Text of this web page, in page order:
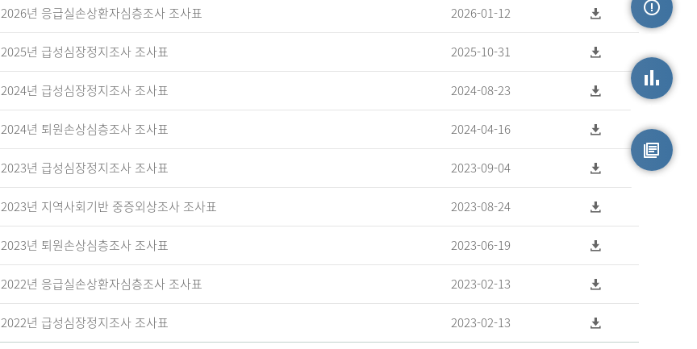
2026년 응급실손상환자심층조사 조사표 2026-01-12
2025년 급성심장정지조사 조사표 2025-10-31
2024년 급성심장정지조사 조사표 2024-08-23
2024년 퇴원손상심층조사 조사표 2024-04-16
2023년 급성심장정지조사 조사표 2023-09-04
2023년 지역사회기반 중증외상조사 조사표 2023-08-24
2023년 퇴원손상심층조사 조사표 2023-06-19
2022년 응급실손상환자심층조사 조사표 2023-02-13
2022년 급성심장정지조사 조사표 2023-02-13